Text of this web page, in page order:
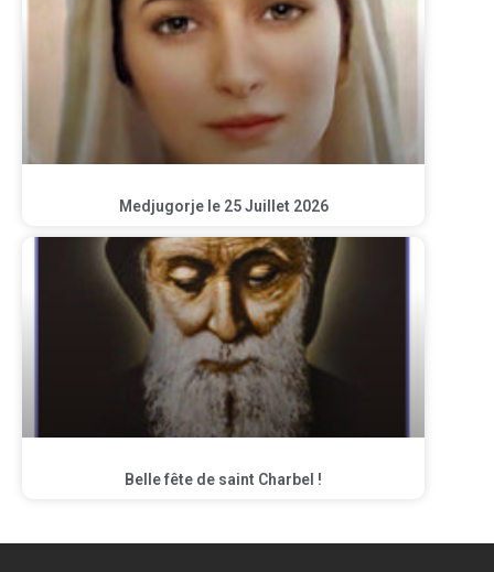
Medjugorje le 25 Juillet 2026
Belle fête de saint Charbel !